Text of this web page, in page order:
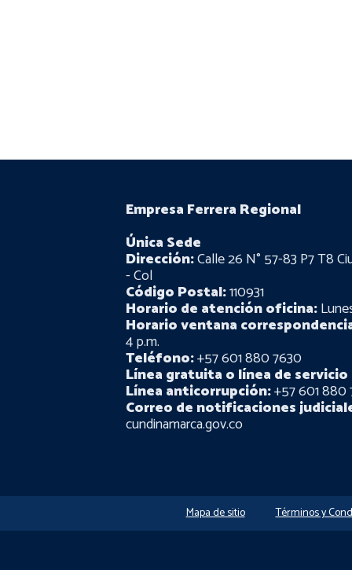
Empresa Ferrera Regional
Única Sede
Dirección:Calle 26 N° 57-83 P7 T8
- Col
Código Postal:110931
Horario de atención oficina:
Horario ventana
4 p.m.
Teléfono:+57 601 880 7630
Línea gratuita o línea de servicio
Línea anticorrupción:+57 601 880
Correo de notificaciones
cundinamarca.gov.co
Mapa de sitio Términos y